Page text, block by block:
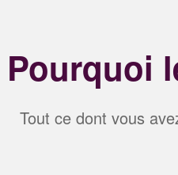
Pourquoi
Tout ce dont vous